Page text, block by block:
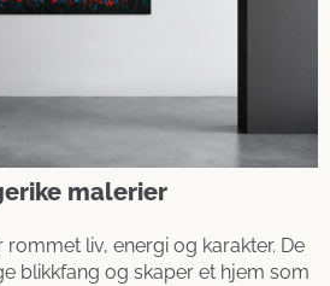
malerier
rommet liv, energi og karakter. De
blikkfang og skaper et hjem som